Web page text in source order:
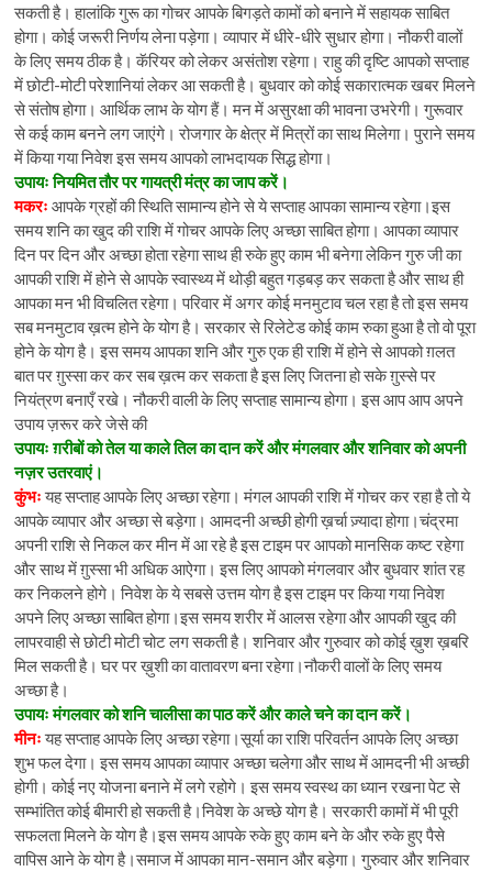
सकती है। हालांकि गुरू का गोचर आपके बिगड़ते कामों को बनाने में सहायक साबित
होगा। कोई जरूरी निर्णय लेना पड़ेगा। व्यापार में धीरे-धीरे सुधार होगा। नौकरी वालों
के लिए समय ठीक है। कॅरियर को लेकर असंतोश रहेगा। राहु की दृष्टि आपको सप्ताह
में छोटी-मोटी परेशानियां लेकर आ सकती है। बुधवार को कोई सकारात्मक खबर मिलने
से संतोष होगा। आर्थिक लाभ के योग हैं। मन में असुरक्षा की भावना उभरेगी। गुरूवार
से कई काम बनने लग जाएंगे। रोजगार के क्षेत्र में मित्रों का साथ मिलेगा। पुराने समय
में किया गया निवेश इस समय आपको लाभदायक सिद्ध होगा।
उपायः नियमित तौर पर गायत्री मंत्र का जाप करें।
मकरः आपके ग्रहों की स्थिति सामान्य होने से ये सप्ताह आपका सामान्य रहेगा।इस
समय शनि का खुद की राशि में गोचर आपके लिए अच्छा साबित होगा। आपका व्यापार
दिन पर दिन और अच्छा होता रहेगा साथ ही रुके हुए काम भी बनेगा लेकिन गुरु जी का
आपकी राशि में होने से आपके स्वास्थ्य में थोड़ी बहुत गड़बड़ कर सकता है और साथ ही
आपका मन भी विचलित रहेगा। परिवार में अगर कोई मनमुटाव चल रहा है तो इस समय
सब मनमुटाव ख़त्म होने के योग है। सरकार से रिलेटेड कोई काम रुका हुआ है तो वो पूरा
होने के योग है। इस समय आपका शनि और गुरु एक ही राशि में होने से आपको ग़लत
बात पर ग़ुस्सा कर कर सब ख़त्म कर सकता है इस लिए जितना हो सके ग़ुस्से पर
नियंत्रण बनाएँ रखे। नौकरी वाली के लिए सप्ताह सामान्य होगा। इस आप आप अपने
उपाय ज़रूर करे जेसे की
उपायः ग़रीबों को तेल या काले तिल का दान करें और मंगलवार और शनिवार को अपनी
नज़र उतरवाएं।
कुंभः यह सप्ताह आपके लिए अच्छा रहेगा। मंगल आपकी राशि में गोचर कर रहा है तो ये
आपके व्यापार और अच्छा से बड़ेगा। आमदनी अच्छी होगी ख़र्चा ज़्यादा होगा।चंद्रमा
अपनी राशि से निकल कर मीन में आ रहे है इस टाइम पर आपको मानसिक कष्ट रहेगा
और साथ में ग़ुस्सा भी अधिक आऐगा। इस लिए आपको मंगलवार और बुधवार शांत रह
कर निकलने होगे। निवेश के ये सबसे उत्तम योग है इस टाइम पर किया गया निवेश
अपने लिए अच्छा साबित होगा।इस समय शरीर में आलस रहेगा और आपकी खुद की
लापरवाही से छोटी मोटी चोट लग सकती है। शनिवार और गुरुवार को कोई ख़ुश ख़बरि
मिल सकती है। घर पर ख़ुशी का वातावरण बना रहेगा।नौकरी वालों के लिए समय
अच्छा है।
उपायः मंगलवार को शनि चालीसा का पाठ करें और काले चने का दान करें।
मीनः यह सप्ताह आपके लिए अच्छा रहेगा।सूर्या का राशि परिवर्तन आपके लिए अच्छा
शुभ फल देगा। इस समय आपका व्यापार अच्छा चलेगा और साथ में आमदनी भी अच्छी
होगी। कोई नए योजना बनाने में लगे रहोगे। इस समय स्वस्थ का ध्यान रखना पेट से
सम्भांतित कोई बीमारी हो सकती है।निवेश के अच्छे योग है। सरकारी कामों में भी पूरी
सफलता मिलने के योग है।इस समय आपके रुके हुए काम बने के और रुके हुए पैसे
वापिस आने के योग है।समाज में आपका मान-समान और बड़ेगा। गुरुवार और शनिवार